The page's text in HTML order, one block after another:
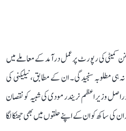
کمیٹی کی رپورٹ پر عمل درآمد کے معاملے میں
ہی مطلوبہ سنجیدگی۔ ان کے مطابق، نیلیکنی کی
وزیر اعظم نریندر مودی کی شبیہ کو نقصان
ساکھ کو ان کے اپنے حلقوں میں بھی جھٹکا لگا